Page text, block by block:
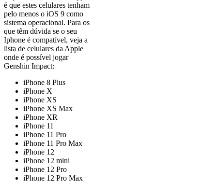
é que estes celulares tenham
pelo menos o iOS 9 como
sistema operacional. Para os
que têm dúvida se o seu
Iphone é compatível, veja a
lista de celulares da Apple
onde é possível jogar
Genshin Impact:
iPhone 8 Plus
iPhone X
iPhone XS
iPhone XS Max
iPhone XR
iPhone 11
iPhone 11 Pro
iPhone 11 Pro Max
iPhone 12
iPhone 12 mini
iPhone 12 Pro
iPhone 12 Pro Max